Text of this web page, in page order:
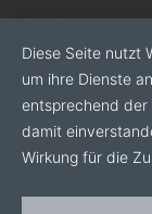
Diese Seite nutzt
um ihre Dienste
entsprechend der
damit
Wirkung für die